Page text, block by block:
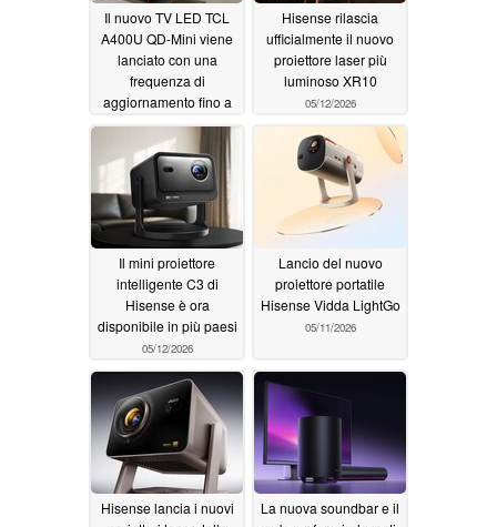
Il nuovo TV LED TCL
A400U QD-Mini viene
lanciato con una
frequenza di
aggiornamento fino a
288Hz05/14/2026
Hisense rilascia
ufficialmente il nuovo
proiettore laser più
luminoso XR10
05/12/2026
Il mini proiettore
intelligente C3 di
Hisense è ora
disponibile in più paesi
05/12/2026
Lancio del nuovo
proiettore portatile
Hisense Vidda LightGo
05/11/2026
Hisense lancia i nuovi
La nuova soundbar e il